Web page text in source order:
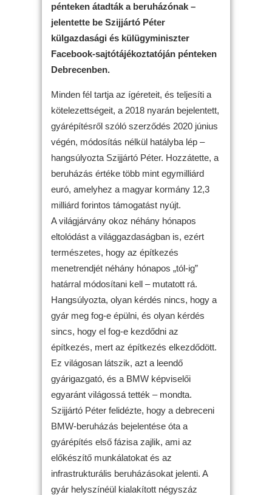
pénteken átadták a beruházónak –
jelentette be Szijjártó Péter
külgazdasági és külügyminiszter
Facebook-sajtótájékoztatóján pénteken
Debrecenben.
Minden fél tartja az ígéreteit, és teljesíti a
kötelezettségeit, a 2018 nyarán bejelentett,
gyárépítésről szóló szerződés 2020 június
végén, módosítás nélkül hatályba lép –
hangsúlyozta Szijjártó Péter. Hozzátette, a
beruházás értéke több mint egymilliárd
euró, amelyhez a magyar kormány 12,3
milliárd forintos támogatást nyújt.
A világjárvány okoz néhány hónapos
eltolódást a világgazdaságban is, ezért
természetes, hogy az építkezés
menetrendjét néhány hónapos „tól-ig”
határral módosítani kell – mutatott rá.
Hangsúlyozta, olyan kérdés nincs, hogy a
gyár meg fog-e épülni, és olyan kérdés
sincs, hogy el fog-e kezdődni az
építkezés, mert az építkezés elkezdődött.
Ez világosan látszik, azt a leendő
gyárigazgató, és a BMW képviselői
egyaránt világossá tették – mondta.
Szijjártó Péter felidézte, hogy a debreceni
BMW-beruházás bejelentése óta a
gyárépítés első fázisa zajlik, ami az
előkészítő munkálatokat és az
infrastrukturális beruházásokat jelenti. A
gyár helyszínéül kialakított négyszáz